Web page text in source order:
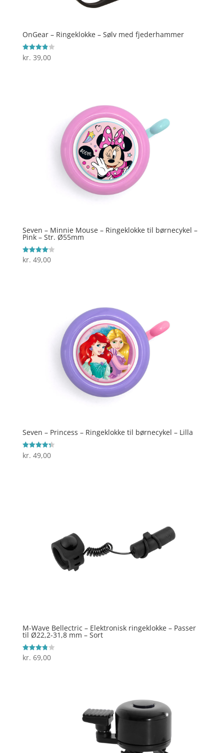
OnGear – Ringeklokke – Sølv med fjederhammer
Vurderet
3.9
kr. 39,00
Seven – Minnie Mouse – Ringeklokke til børnecykel –
Pink – Str. Ø55mm
Vurderet
4.1
kr. 49,00
Seven – Princess – Ringeklokke til børnecykel – Lilla
Vurderet
4.3
kr. 49,00
M-Wave Bellectric – Elektronisk ringeklokke – Passer
til Ø22,2-31,8 mm – Sort
Vurderet
3.8
kr. 69,00